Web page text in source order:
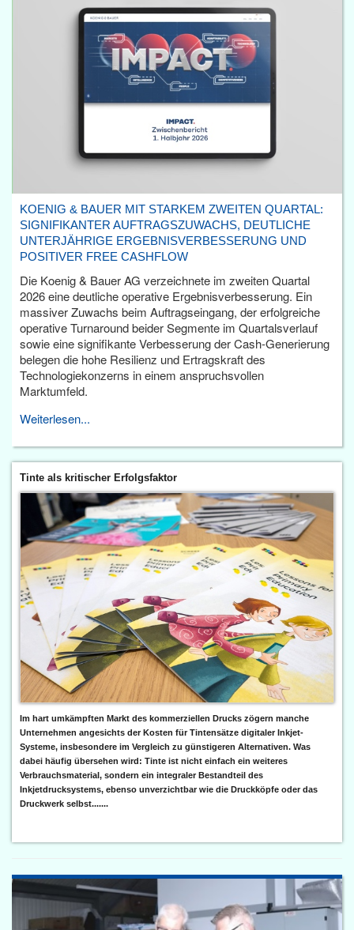
KOENIG & BAUER MIT STARKEM ZWEITEN QUARTAL:
SIGNIFIKANTER AUFTRAGSZUWACHS, DEUTLICHE
UNTERJÄHRIGE ERGEBNISVERBESSERUNG UND
POSITIVER FREE CASHFLOW
Die Koenig & Bauer AG verzeichnete im zweiten Quartal
2026 eine deutliche operative Ergebnisverbesserung. Ein
massiver Zuwachs beim Auftragseingang, der erfolgreiche
operative Turnaround beider Segmente im Quartalsverlauf
sowie eine signifikante Verbesserung der Cash-Generierung
belegen die hohe Resilienz und Ertragskraft des
Technologiekonzerns in einem anspruchsvollen
Marktumfeld.
Weiterlesen...
Tinte als kritischer Erfolgsfaktor
Im hart umkämpften Markt des kommerziellen Drucks zögern manche
Unternehmen angesichts der Kosten für Tintensätze digitaler Inkjet-
Systeme, insbesondere im Vergleich zu günstigeren Alternativen. Was
dabei häufig übersehen wird: Tinte ist nicht einfach ein weiteres
Verbrauchsmaterial, sondern ein integraler Bestandteil des
Inkjetdrucksystems, ebenso unverzichtbar wie die Druckköpfe oder das
Druckwerk selbst.......